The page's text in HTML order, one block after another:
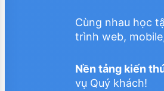
Cùng nhau học
trình web,
Nền tảng kiến
vụ Quý khách!